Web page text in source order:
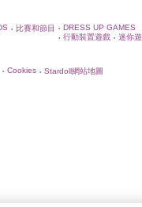
• 比賽和節目 • DRESS UP GAMES
• 行動裝置遊戲 • 迷你
• Cookies • Stardoll網站地圖